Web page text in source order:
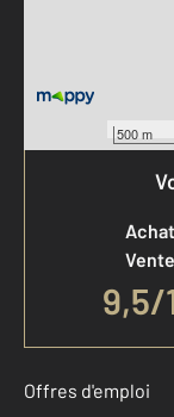
500 m
Achat
Vente
9,5/
Offres d'emploi